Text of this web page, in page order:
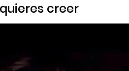
creer